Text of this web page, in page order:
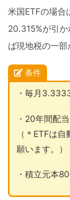
米国ETFの場合
20.315%が引
ば現地税の一部
条件
・毎月
・20年間配
（＊ETFは
願います。）
・積立元本